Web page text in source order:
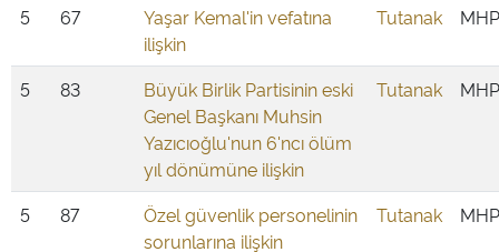
5 67
Yaşar Kemal'in vefatına
ilişkin
Tutanak MHP
5 83
Büyük Birlik Partisinin eski
Genel Başkanı Muhsin
Yazıcıoğlu'nun 6'ncı ölüm
yıl dönümüne ilişkin
Tutanak MHP
5 87
Özel güvenlik personelinin
sorunlarına ilişkin
Tutanak MHP